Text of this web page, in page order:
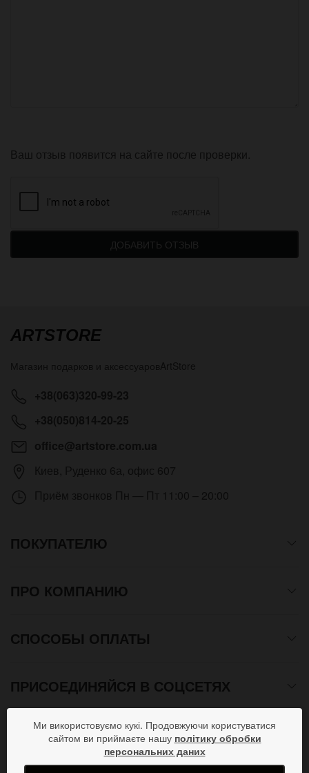
Ваш отзыв появится на сайте после проверки.
ДОБАВИТЬ ОТЗЫВ
ARTSTORE
ПОКУПАТЕЛЮ
ПРО КОМПАНИЮ
СПОСОБЫ ОПЛАТЫ
ПРИСОЕДИНЯЙСЯ В СОЦСЕТЯХ
Copyright © 2012- 2026 Все права защищены. Магазин
подарков от дизайн студии ArtStore. Использование
Ми використовуємо кукі. Продовжуючи користуватися
сайтом ви приймаєте нашу політику обробки
персональних даних